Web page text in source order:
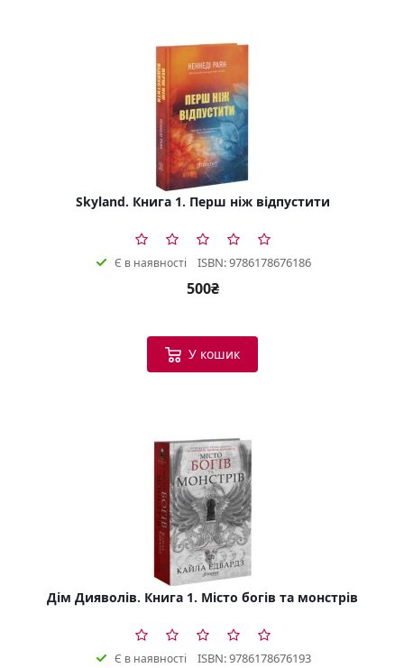
Skyland. Книга 1. Перш ніж відпустити
Є в наявності ISBN: 9786178676186
500₴
У кошик
Дім Дияволів. Книга 1. Місто богів та монстрів
Є в наявності ISBN: 9786178676193